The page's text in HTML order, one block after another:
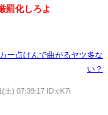
罰化しろよ
ー点けんで曲がるヤツ多な
い？
土) 07:39:17 ID:cK7i